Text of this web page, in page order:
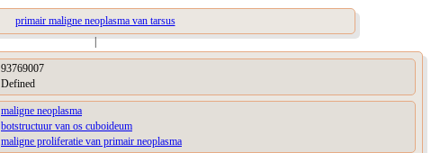
primair maligne neoplasma van tarsus
|
93769007
Defined
maligne neoplasma
botstructuur van os cuboideum
maligne proliferatie van primair neoplasma